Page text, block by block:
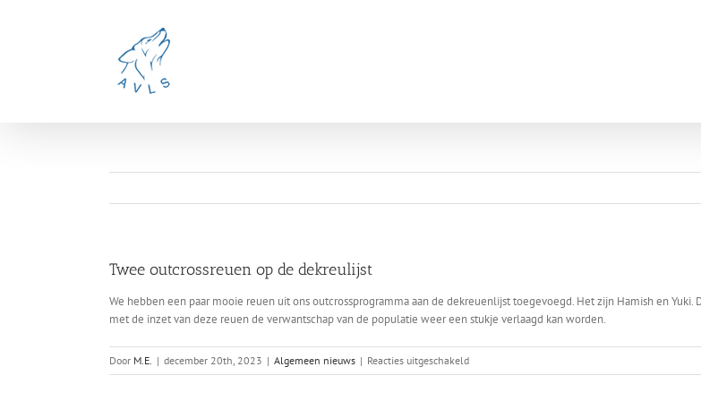
Twee outcrossreuen op de dekreulijst
We hebben een paar mooie reuen uit ons outcrossprogramma aan de dekreuenlijst toegevoegd. Het zijn Hamish en
met de inzet van deze reuen de verwantschap van de populatie weer een stukje verlaagd kan worden.
Door M.E. | december 20th, 2023 | Algemeen nieuws | Reacties uitgeschakeldvoor
Twee